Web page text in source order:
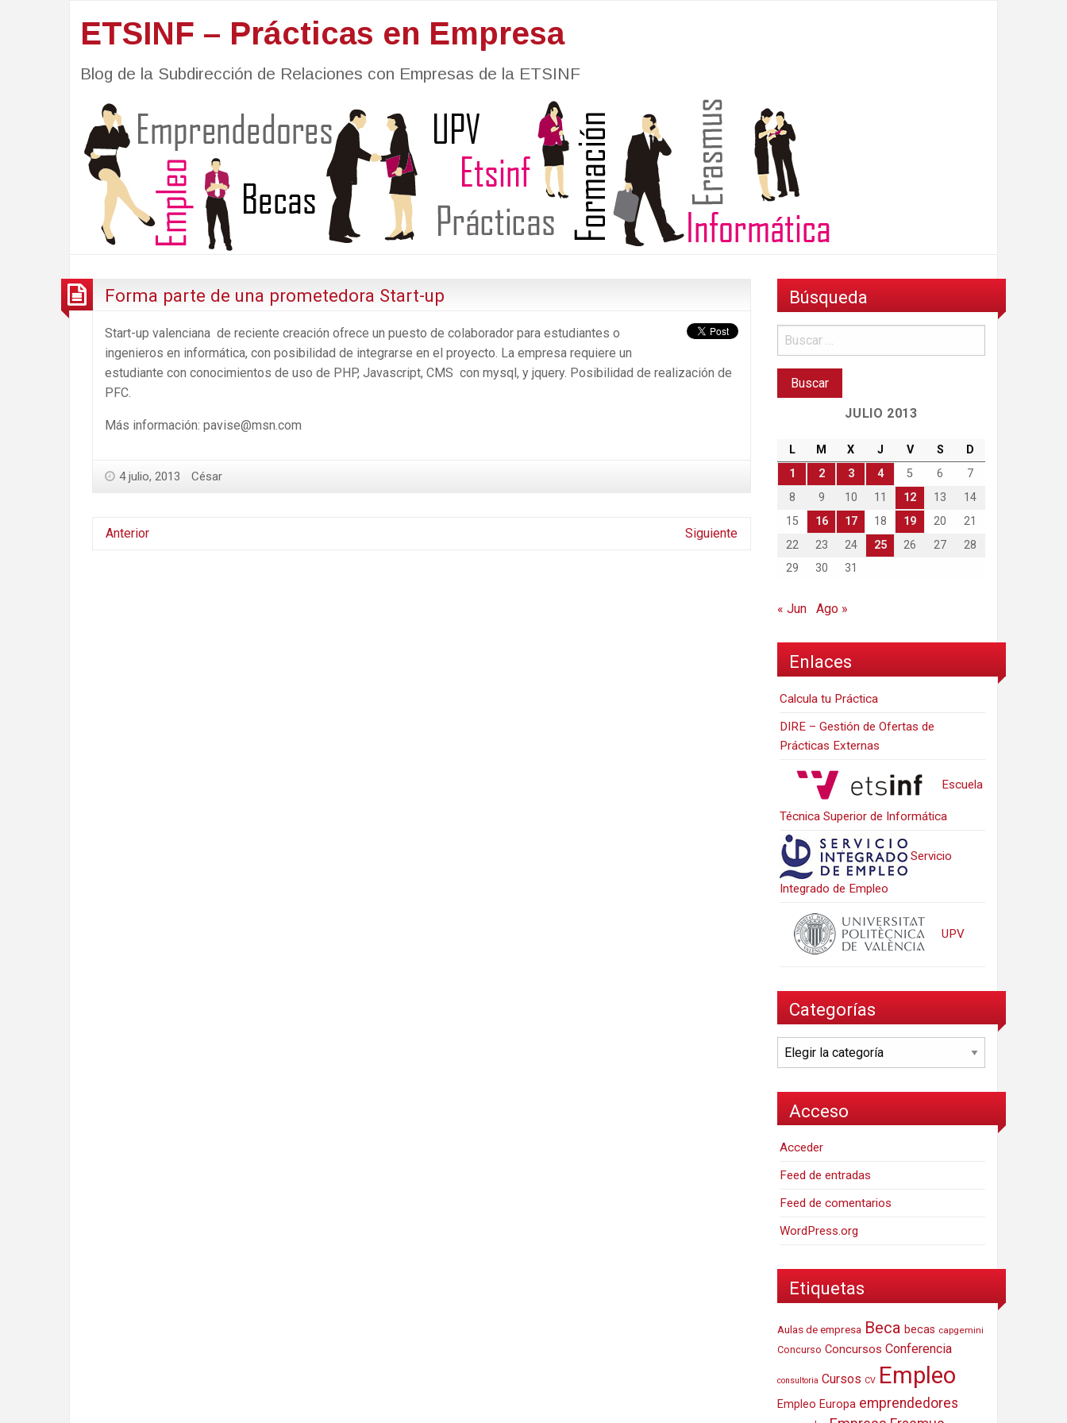
ETSINF – Prácticas en Empresa
Blog de la Subdirección de Relaciones con Empresas de la ETSINF
Forma parte de una prometedora Start-up
Start-up valenciana de reciente creación ofrece un puesto de colaborador para estudiantes o
ingenieros en informática, con posibilidad de integrarse en el proyecto. La empresa requiere un
estudiante con conocimientos de uso de PHP, Javascript, CMS con mysql, y jquery. Posibilidad de realización de
PFC.
Más información: pavise@msn.com
4 julio, 2013 César
Anterior Siguiente
Búsqueda
JULIO 2013
L M X J V S
D
1
2 3 4 5 6
7
8
9 10 11 12 13
14
15
16 17 18 19 20
21
22
23 24 25 26 27
28
29
30 31
« Jun Ago »
Enlaces
Calcula tu Práctica
DIRE – Gestión de Ofertas de
Prácticas Externas
Escuela
Técnica Superior de Informática
Servicio
Integrado de Empleo
UPV
Categorías
Categorías
Acceso
Acceder
Feed de entradas
Feed de comentarios
WordPress.org
Etiquetas
Aulas de empresa Beca becas capgemini
Concurso Concursos Conferencia
consultoria Cursos CV Empleo
Empleo Europa emprendedores